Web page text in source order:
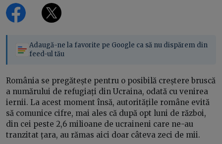
Adaugă-ne la favorite pe Google ca să nu dispărem din
feed-ul tău
România se pregătește pentru o posibilă creștere bruscă
a numărului de refugiați din Ucraina, odată cu venirea
iernii. La acest moment însă, autoritățile române evită
să comunice cifre, mai ales că după opt luni de război,
din cei peste 2,6 milioane de ucraineni care ne-au
tranzitat țara, au rămas aici doar câteva zeci de mii.